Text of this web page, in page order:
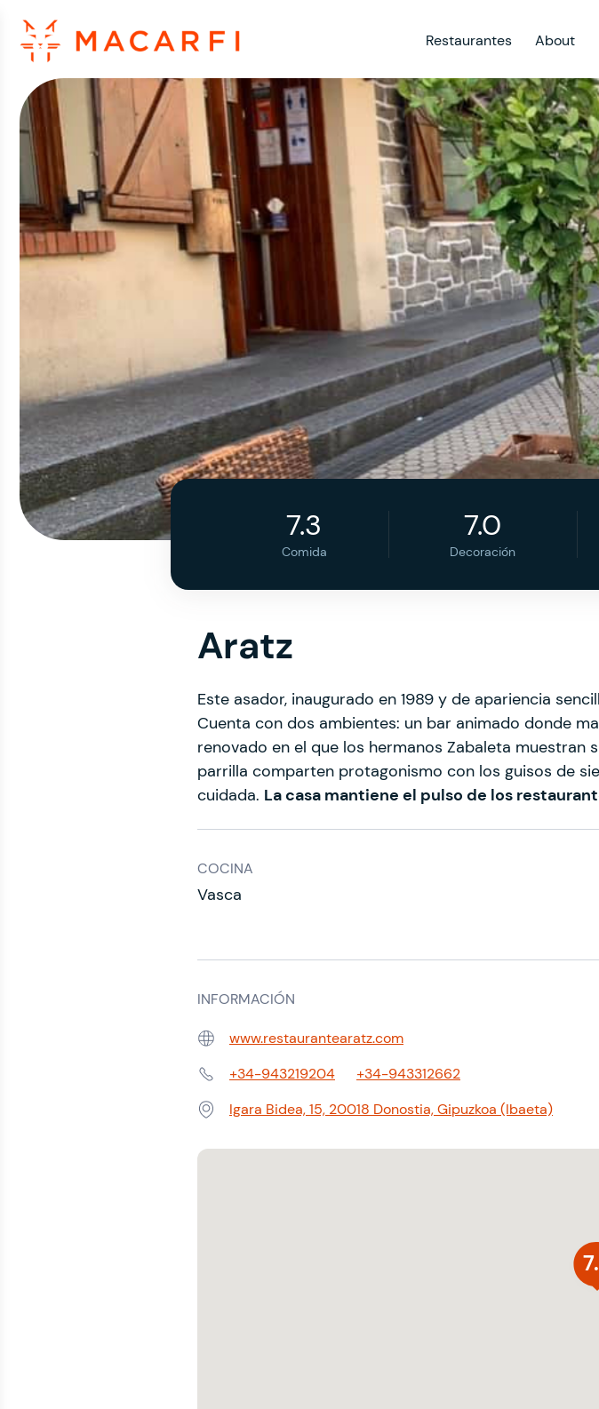
Restaurantes About
7.3
Comida
7.0
Decoración
Aratz
Este asador, inaugurado en 1989 y de apariencia
Cuenta con dos ambientes: un bar animado donde
renovado en el que los hermanos Zabaleta muestran
parrilla comparten protagonismo con los guisos de
cuidada. La casa mantiene el pulso de los
COCINA
Vasca
INFORMACIÓN
Web: www.restaurantearatz.com
Teléfono:+34-943219204 +34-943312662
Dirección:Igara Bidea, 15, 20018 Donostia, Gipuzkoa (Ibaeta)